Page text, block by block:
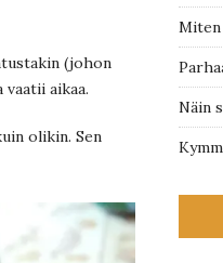
(johon
vaatii aikaa.
olikin. Sen
Näin